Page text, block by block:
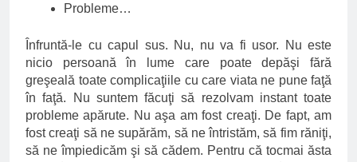
Probleme…
Înfruntă-le cu capul sus. Nu, nu va fi usor. Nu este
nicio persoană în lume care poate depăşi fără
greşeală toate complicaţiile cu care viata ne pune faţă
în faţă. Nu suntem făcuţi să rezolvam instant toate
probleme apărute. Nu aşa am fost creaţi. De fapt, am
fost creaţi să ne supărăm, să ne întristăm, să fim răniţi,
să ne împiedicăm şi să cădem. Pentru că tocmai ăsta